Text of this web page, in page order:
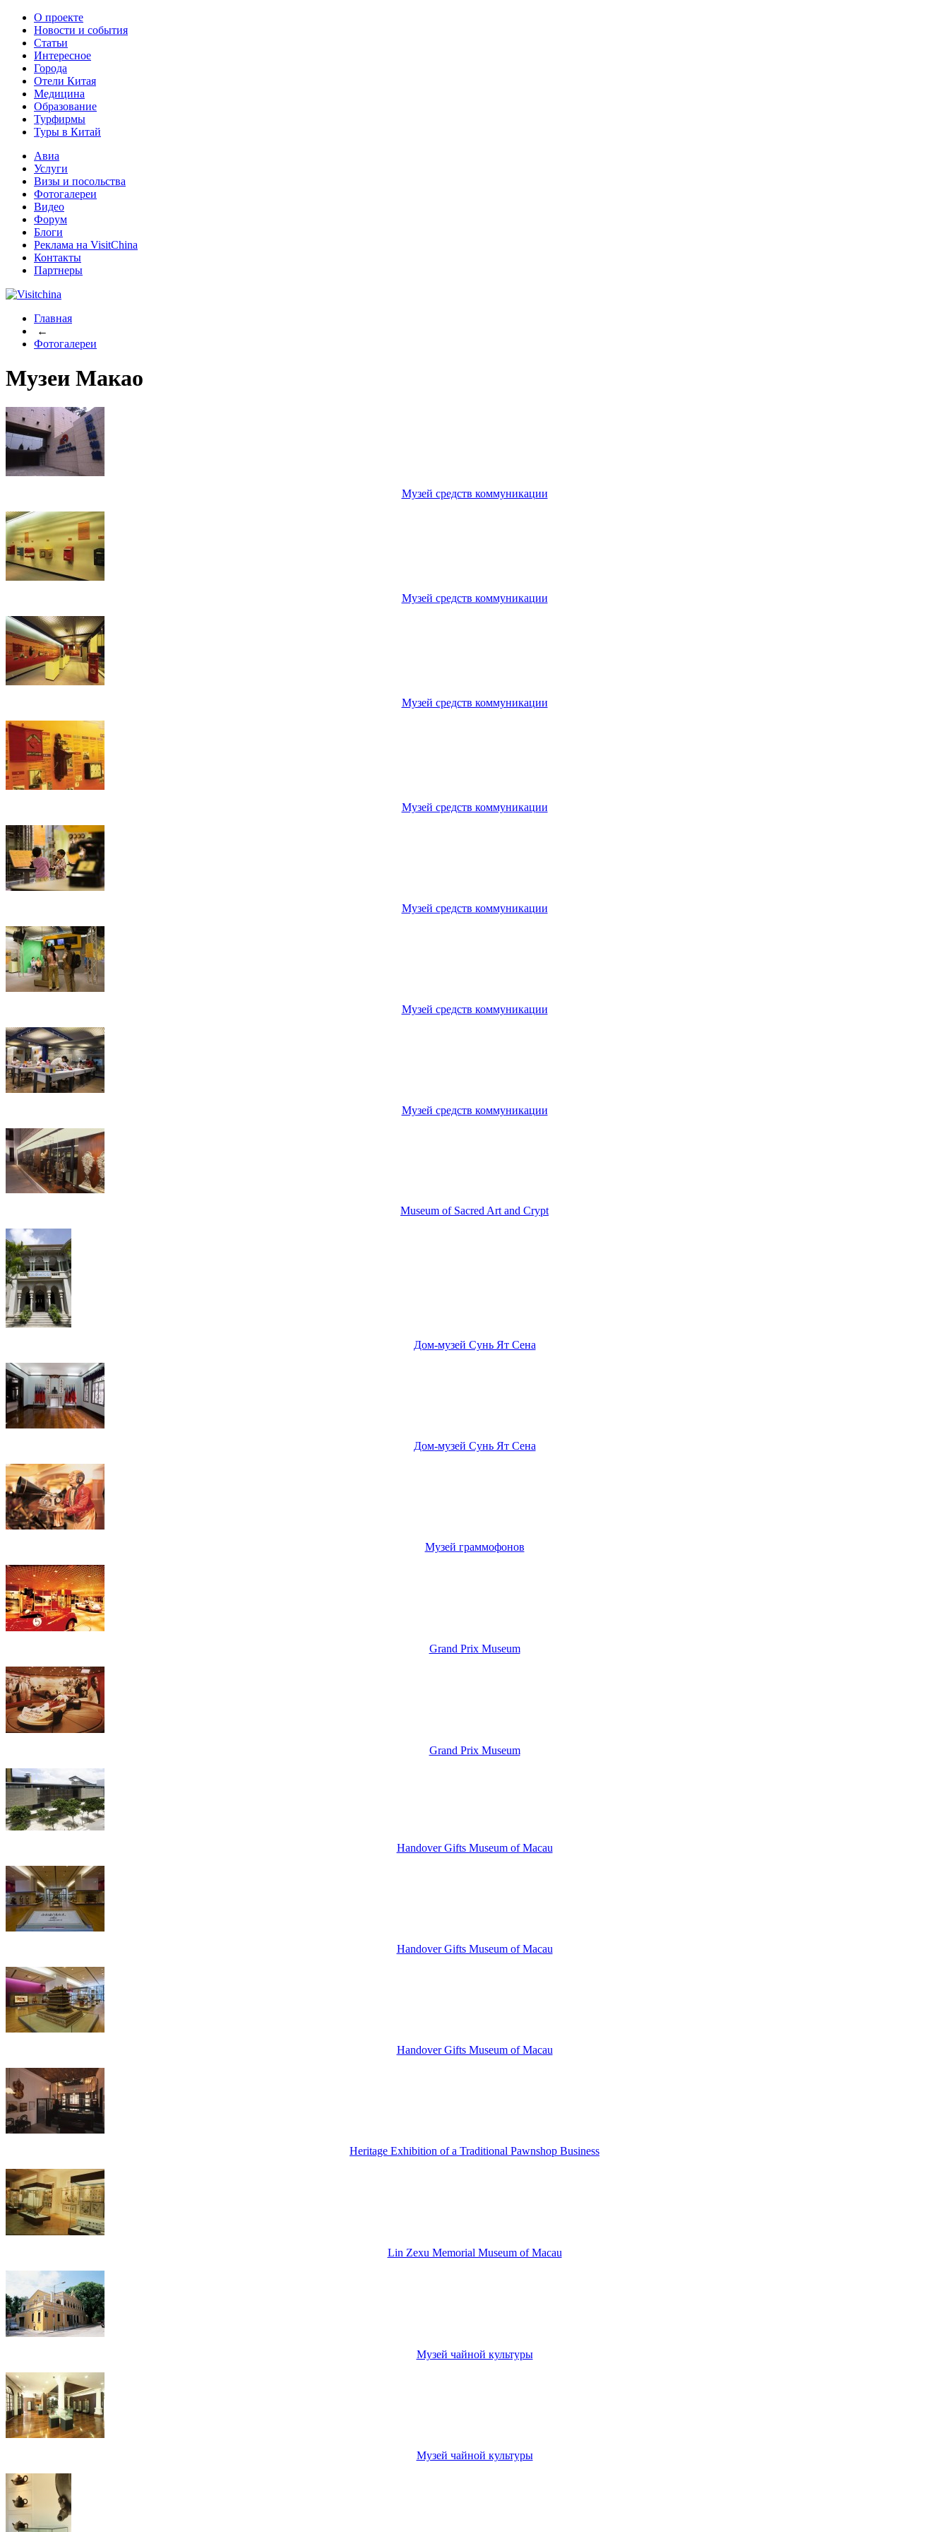
О проекте
Новости и события
Статьи
Интересное
Города
Отели Китая
Медицина
Образование
Турфирмы
Туры в Китай
Авиа
Услуги
Визы и посольства
Фотогалереи
Видео
Форум
Блоги
Реклама на VisitChina
Контакты
Партнеры
Главная
←
Фотогалереи
Музеи Макао
Музей средств коммуникации
Музей средств коммуникации
Музей средств коммуникации
Музей средств коммуникации
Музей средств коммуникации
Музей средств коммуникации
Музей средств коммуникации
Museum of Sacred Art and Crypt
Дом-музей Сунь Ят Сена
Дом-музей Сунь Ят Сена
Музей граммофонов
Grand Prix Museum
Grand Prix Museum
Handover Gifts Museum of Macau
Handover Gifts Museum of Macau
Handover Gifts Museum of Macau
Heritage Exhibition of a Traditional Pawnshop Business
Lin Zexu Memorial Museum of Macau
Музей чайной культуры
Музей чайной культуры